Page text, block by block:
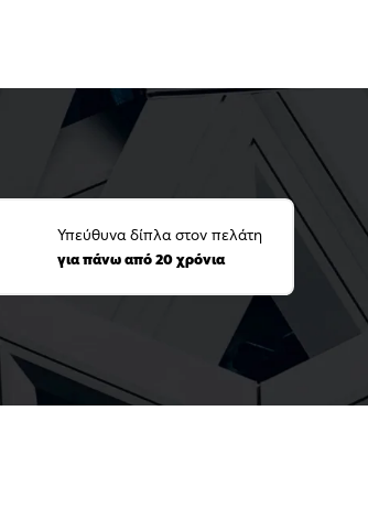
Υπεύθυνα δίπλα στον πελάτη
για πάνω από 20 χρόνια